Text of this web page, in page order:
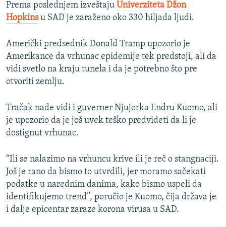
Prema poslednjem izveštaju Univerziteta Džon
Hopkinsu SAD je zaraženo oko 330 hiljada ljudi.
Američki predsednik Donald Tramp upozorio je
Amerikance da vrhunac epidemije tek predstoji, ali da
vidi svetlo na kraju tunela i da je potrebno što pre
otvoriti zemlju.
Tračak nade vidi i guverner Njujorka Endru Kuomo, ali
je upozorio da je još uvek teško predvideti da li je
dostignut vrhunac.
“Ili se nalazimo na vrhuncu krive ili je reč o stangnaciji.
Još je rano da bismo to utvrdili, jer moramo sačekati
podatke u narednim danima, kako bismo uspeli da
identifikujemo trend”, poručio je Kuomo, čija država je
i dalje epicentar zaraze korona virusa u SAD.